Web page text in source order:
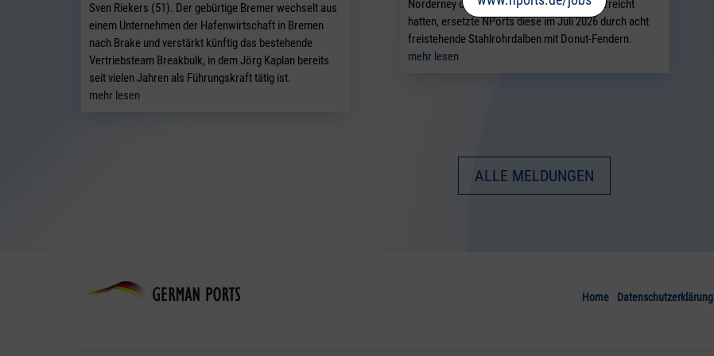
Sven Riekers (51). Der gebürtige Bremer wechselt aus
einem Unternehmen der Hafenwirtschaft in Bremen
nach Brake und verstärkt künftig das bestehende
Vertriebsteam Breakbulk, in dem Jörg Kaplan bereits
seit vielen Jahren als Führungskraft tätig ist.
mehr lesen
Norderney das Ende ihrer Nutzungsdauer erreicht
hatten, ersetzte NPorts diese im Juli 2026 durch acht
freistehende Stahlrohrdalben mit Donut-Fendern.
mehr lesen
ALLE MELDUNGEN
Datenschutzerklärung
Home